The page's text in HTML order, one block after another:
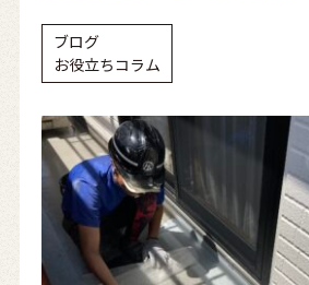
ブログ
お役立ちコラム